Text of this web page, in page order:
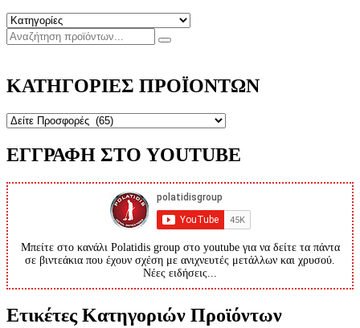
ΚΑΤΗΓΟΡΙΕΣ ΠΡΟΪΟΝΤΩΝ
ΕΓΓΡΑΦΗ ΣΤΟ YOUTUBE
Μπείτε στο κανάλι Polatidis group στο youtube για να δείτε τα πάντα
σε βιντεάκια που έχουν σχέση με ανιχνευτές μετάλλων και χρυσού.
Νέες ειδήσεις...
Ετικέτες Κατηγοριών Προϊόντων